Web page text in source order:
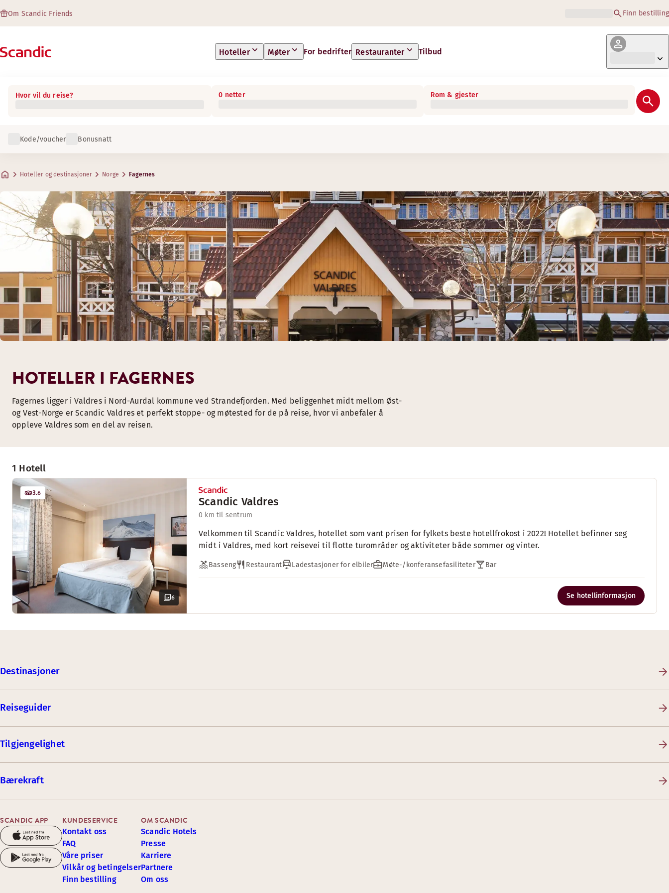
Om Scandic Friends Finn bestilling
Hoteller Møter For bedrifter Restauranter Tilbud
Hvor vil du reise? 0 netter Rom & gjester
Kode/voucher Bonusnatt
Hoteller og destinasjoner Norge Fagernes
1 Hotell
6
3.6
Scandic Valdres
0 km til sentrum
Velkommen til Scandic Valdres, hotellet som vant prisen for fylkets beste hotellfrokost i 2022! Hotellet befinner seg
midt i Valdres, med kort reisevei til flotte turområder og aktiviteter både sommer og vinter.
Basseng Restaurant Ladestasjoner for elbiler Møte-/konferansefasiliteter Bar
Se hotellinformasjon
HOTELLER I FAGERNES
Fagernes ligger i Valdres i Nord-Aurdal kommune ved Strandefjorden. Med beliggenhet midt mellom Øst-
og Vest-Norge er Scandic Valdres et perfekt stoppe- og møtested for de på reise, hvor vi anbefaler å
oppleve Valdres som en del av reisen.
Destinasjoner
Reiseguider
Tilgjengelighet
Bærekraft
SCANDIC APP KUNDESERVICE
Kontakt oss
FAQ
Våre priser
Vilkår og betingelser
Finn bestilling
OM SCANDIC
Scandic Hotels
Presse
Karriere
Partnere
Om oss